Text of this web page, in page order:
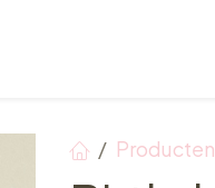
Producten